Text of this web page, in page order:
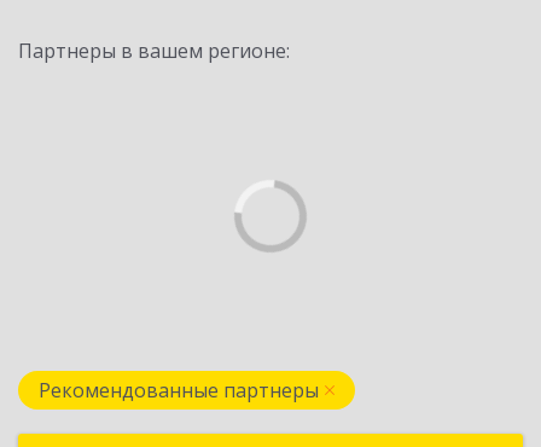
Партнеры в вашем регионе:
Рекомендованные партнеры